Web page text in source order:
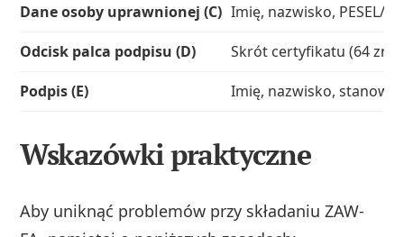
Dane osoby uprawnionej (C) Imię, nazwisko, PESEL/
Odcisk palca podpisu (D)
Skrót certyfikatu (64
Podpis (E)
Imię, nazwisko,
Wskazówki praktyczne
Aby uniknąć problemów przy składaniu ZAW-